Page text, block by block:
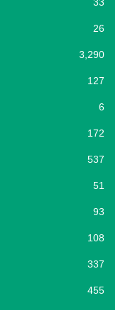
33
26
3,290
127
6
172
537
51
93
108
337
455